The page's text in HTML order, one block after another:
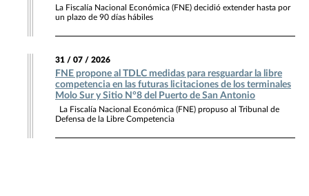
La Fiscalía Nacional Económica (FNE) decidió extender hasta por
un plazo de 90 días hábiles
31 / 07 / 2026
FNE propone al TDLC medidas para resguardar la libre
competencia en las futuras licitaciones de los terminales
Molo Sur y Sitio N°8 del Puerto de San Antonio
La Fiscalía Nacional Económica (FNE) propuso al Tribunal de
Defensa de la Libre Competencia